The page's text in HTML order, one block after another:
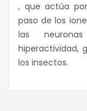
, que actúa
paso de los
las
hiperactividad,
los insectos.